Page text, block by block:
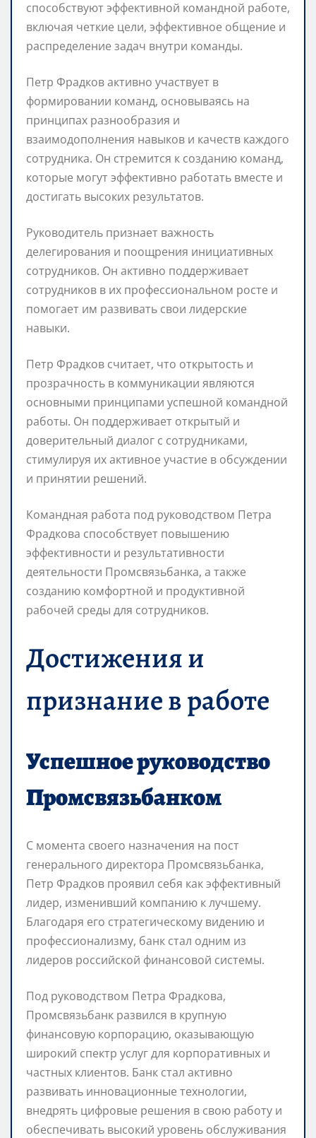
способствуют эффективной командной работе,
включая четкие цели, эффективное общение и
распределение задач внутри команды.
Петр Фрадков активно участвует в
формировании команд, основываясь на
принципах разнообразия и
взаимодополнения навыков и качеств каждого
сотрудника. Он стремится к созданию команд,
которые могут эффективно работать вместе и
достигать высоких результатов.
Руководитель признает важность
делегирования и поощрения инициативных
сотрудников. Он активно поддерживает
сотрудников в их профессиональном росте и
помогает им развивать свои лидерские
навыки.
Петр Фрадков считает, что открытость и
прозрачность в коммуникации являются
основными принципами успешной командной
работы. Он поддерживает открытый и
доверительный диалог с сотрудниками,
стимулируя их активное участие в обсуждении
и принятии решений.
Командная работа под руководством Петра
Фрадкова способствует повышению
эффективности и результативности
деятельности Промсвязьбанка, а также
созданию комфортной и продуктивной
рабочей среды для сотрудников.
Достижения и
признание в работе
Успешное руководство
Промсвязьбанком
С момента своего назначения на пост
генерального директора Промсвязьбанка,
Петр Фрадков проявил себя как эффективный
лидер, изменивший компанию к лучшему.
Благодаря его стратегическому видению и
профессионализму, банк стал одним из
лидеров российской финансовой системы.
Под руководством Петра Фрадкова,
Промсвязьбанк развился в крупную
финансовую корпорацию, оказывающую
широкий спектр услуг для корпоративных и
частных клиентов. Банк стал активно
развивать инновационные технологии,
внедрять цифровые решения в свою работу и
обеспечивать высокий уровень обслуживания